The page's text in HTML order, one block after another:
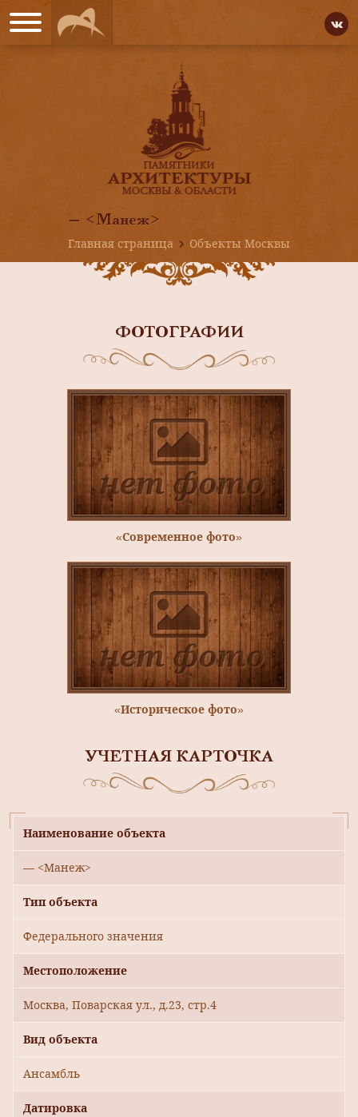
— <Манеж>
Главная страница
Объекты Москвы
ФОТОГРАФИИ
«Современное фото»
«Историческое фото»
УЧЕТНАЯ КАРТОЧКА
Наименование объекта
— <Манеж>
Тип объекта
Федерального значения
Местоположение
Москва, Поварская ул., д.23, стр.4
Вид объекта
Ансамбль
Датировка